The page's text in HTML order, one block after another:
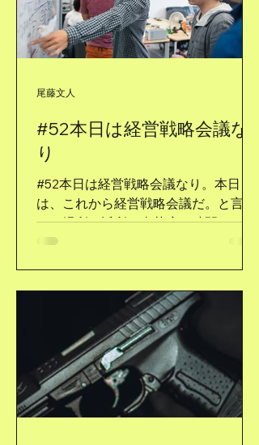
#52本日は経営戦略会議な
り
#52本日は経営戦略会議なり。本日
は、これから経営戦略会議だ。と言っ
ても場所は近所の喫茶店。時間も１０
時３０分～１２時までと決めている。
で、トーストが食べることが出来る名
古屋ならではのサービスである。 経
営戦略会議と言っても、月１回ペース
で開催しているので、７月の状況と８
月以降の予定の確認、３期目以降の展
望について、意見交換する。弊社は来
月（９月）で３期目に入る。 ２年
尾藤文人